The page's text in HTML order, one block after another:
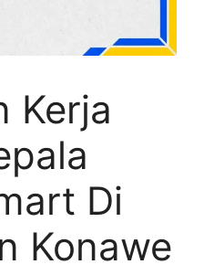
Kerja
Di
Konawe